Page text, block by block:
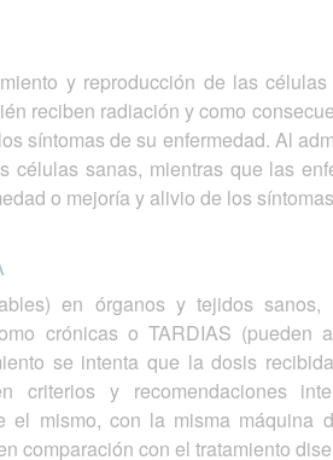
y reproducción de las
reciben radiación y como
síntomas de su enfermedad. Al
sanas, mientras que las
o mejoría y alivio de los
en órganos y tejidos
crónicas o TARDIAS (pueden
se intenta que la dosis
criterios y recomendaciones
mismo, con la misma máquina
comparación con el tratamiento